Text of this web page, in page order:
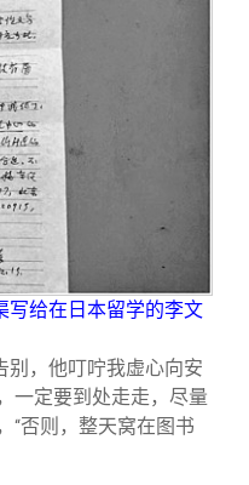
写给在日本留学的李文
别，他叮咛我虚心向安
一定要到处走走，尽量
“否则，整天窝在图书